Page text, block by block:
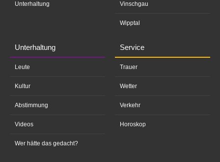
Unterhaltung Vinschgau
Wipptal
Unterhaltung
Leute
Kultur
Abstimmung
Videos
Wer hätte das gedacht?
Service
Trauer
Wetter
Verkehr
Horoskop